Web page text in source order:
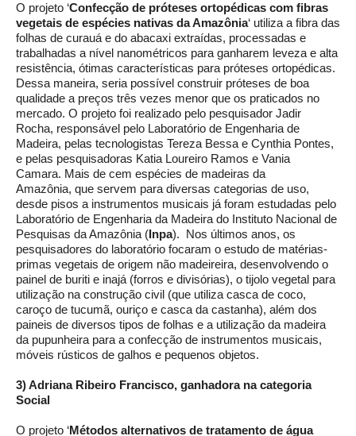
O projeto ‘Confecção de próteses ortopédicas com fibras
vegetais de espécies nativas da Amazônia‘ utiliza a fibra das
folhas de curauá e do abacaxi extraídas, processadas e
trabalhadas a nível nanométricos para ganharem leveza e alta
resistência, ótimas características para próteses ortopédicas.
Dessa maneira, seria possível construir próteses de boa
qualidade a preços três vezes menor que os praticados no
mercado. O projeto foi realizado pelo pesquisador Jadir
Rocha, responsável pelo Laboratório de Engenharia de
Madeira, pelas tecnologistas Tereza Bessa e Cynthia Pontes,
e pelas pesquisadoras Katia Loureiro Ramos e Vania
Camara. Mais de cem espécies de madeiras da
Amazônia, que servem para diversas categorias de uso,
desde pisos a instrumentos musicais já foram estudadas pelo
Laboratório de Engenharia da Madeira do Instituto Nacional de
Pesquisas da Amazônia (Inpa). Nos últimos anos, os
pesquisadores do laboratório focaram o estudo de matérias-
primas vegetais de origem não madeireira, desenvolvendo o
painel de buriti e inajá (forros e divisórias), o tijolo vegetal para
utilização na construção civil (que utiliza casca de coco,
caroço de tucumã, ouriço e casca da castanha), além dos
paineis de diversos tipos de folhas e a utilização da madeira
da pupunheira para a confecção de instrumentos musicais,
móveis rústicos de galhos e pequenos objetos.
3) Adriana Ribeiro Francisco, ganhadora na categoria
Social
O projeto ‘Métodos alternativos de tratamento de água